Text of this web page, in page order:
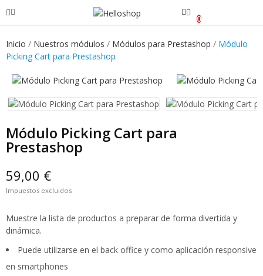
0
Inicio Nuestros módulos Módulos para Prestashop
Módulo
Picking Cart para Prestashop
Módulo Picking Cart para
Prestashop
59,00 €
Impuestos excluidos
Muestre la lista de productos a preparar de forma divertida y
dinámica.
Puede utilizarse en el back office y como aplicación responsive
en smartphones